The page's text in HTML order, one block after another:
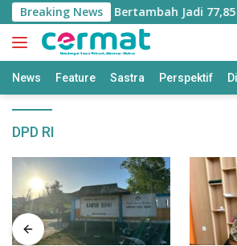
Langsung
ke
konten
Breaking News
Maluku Utara Bertambah Jadi 77,85
News Feature Sastra Perspektif
DPD RI